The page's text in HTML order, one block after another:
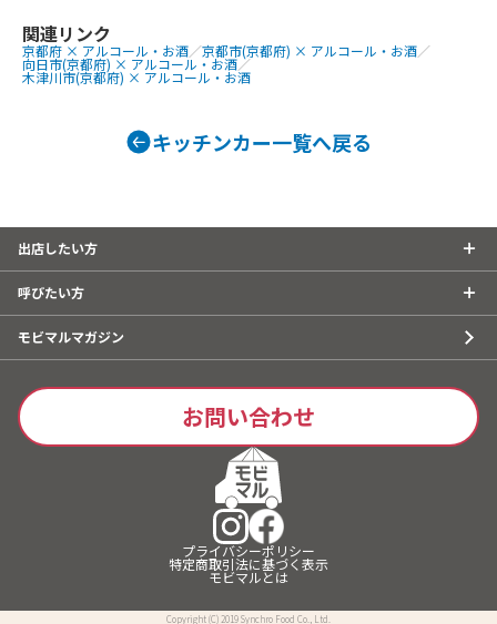
ール、ゆめかわひんやりスイーツ、豚
角煮丼、かき氷、ほっとスナック、か
す大根、ホットレモネード、唐揚げ、le
焼肉丼、大阪
関連リンク
京都府 × アルコール・お酒／京都市(京都府) × アルコール・お酒／
向日市(京都府) × アルコール・お酒／
木津川市(京都府) × アルコール・お酒
キッチンカー一覧へ戻る
出店したい方
呼びたい方
モビマルマガジン
お問い合わせ
プライバシーポリシー
特定商取引法に基づく表示
モビマルとは
Copyright (C) 2019 Synchro Food Co., Ltd.